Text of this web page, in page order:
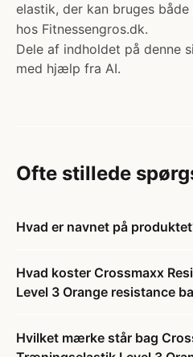
elastik, der kan bruges
hos Fitnessengros.dk.
Dele af indholdet på denne
med hjælp fra AI.
Ofte stillede
Hvad er navnet på
Hvad koster Crossmaxx
Level 3 Orange resistance
Hvilket mærke står bag